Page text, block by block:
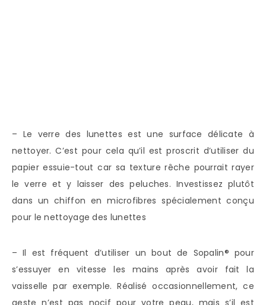
– Le verre des lunettes est une surface délicate à
nettoyer. C’est pour cela qu’il est proscrit d’utiliser du
papier essuie-tout car sa texture rêche pourrait rayer
le verre et y laisser des peluches. Investissez plutôt
dans un chiffon en microfibres spécialement conçu
pour le nettoyage des lunettes
– Il est fréquent d’utiliser un bout de Sopalin® pour
s’essuyer en vitesse les mains après avoir fait la
vaisselle par exemple. Réalisé occasionnellement, ce
geste n’est pas nocif pour votre peau, mais s’il est